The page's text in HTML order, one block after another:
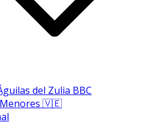
del Zulia BBC
Menores 🇻🇪